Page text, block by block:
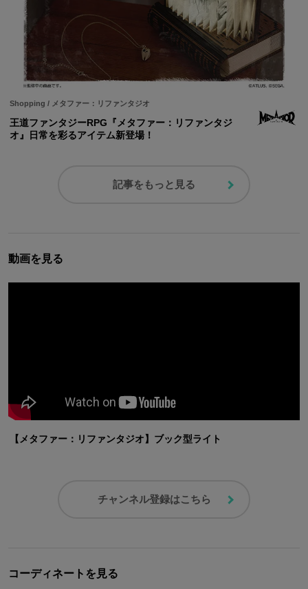
Shopping / メタファー：リファンタジオ
王道ファンタジーRPG『メタファー：リファンタジ
オ』日常を彩るアイテム新登場！
記事をもっと見る
動画を見る
【メタファー：リファンタジオ】ブック型ライト
チャンネル登録はこちら
コーディネートを見る